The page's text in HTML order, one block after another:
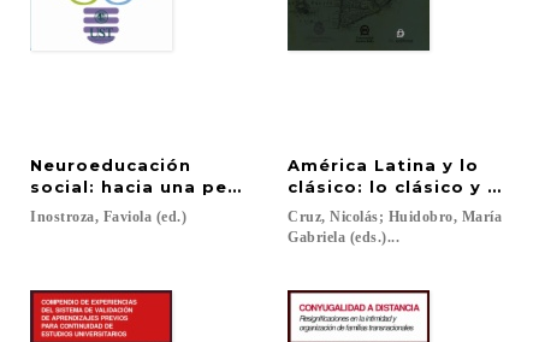
Neuroeducación
social: hacia una pedagogía emocionalmente
Inostroza, Faviola (ed.)
América Latina y lo
clásico: lo clásico y
Cruz, Nicolás; Huidobro, María
Gabriela (eds.)...